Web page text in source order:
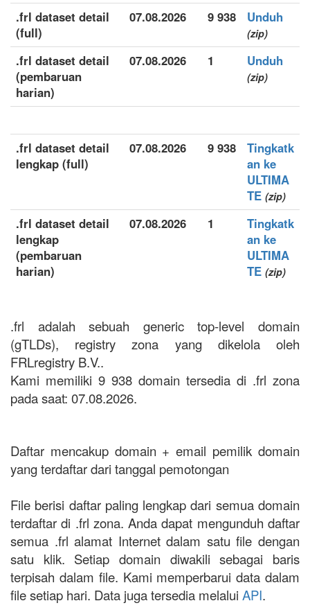
.frl dataset detail
(full)
07.08.2026 9 938 Unduh
(zip)
.frl dataset detail
(pembaruan
harian)
07.08.2026 1 Unduh
(zip)
.frl dataset detail
lengkap (full)
07.08.2026 9 938
Tingkatk
an ke
ULTIMA
TE (zip)
.frl dataset detail
lengkap
(pembaruan
harian)
07.08.2026 1
Tingkatk
an ke
ULTIMA
TE (zip)
.frl adalah sebuah generic top-level domain
(gTLDs), registry zona yang dikelola oleh
FRLregistry B.V..
Kami memiliki 9 938 domain tersedia di .frl zona
pada saat: 07.08.2026.
Daftar mencakup domain + email pemilik domain
yang terdaftar dari tanggal pemotongan
File berisi daftar paling lengkap dari semua domain
terdaftar di .frl zona. Anda dapat mengunduh daftar
semua .frl alamat Internet dalam satu file dengan
satu klik. Setiap domain diwakili sebagai baris
terpisah dalam file. Kami memperbarui data dalam
file setiap hari. Data juga tersedia melalui API.